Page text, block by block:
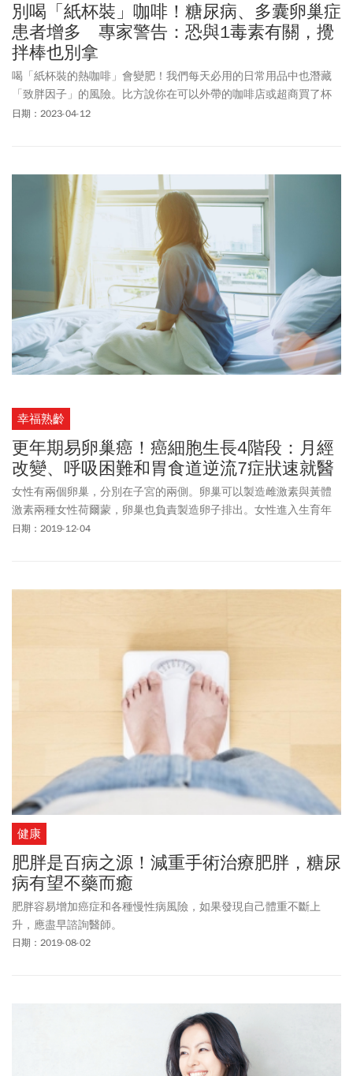
別喝「紙杯裝」咖啡！糖尿病、多囊卵巢症
患者增多 專家警告：恐與1毒素有關，攪
拌棒也別拿
喝「紙杯裝的熱咖啡」會變肥！我們每天必用的日常用品中也潛藏
「致胖因子」的風險。比方說你在可以外帶的咖啡店或超商買了杯
熱咖啡。這個無意識的舉動，會讓你暴露在把致胖因子攝取至體內
日期：2023-04-12
幸福熟齡
更年期易卵巢癌！癌細胞生長4階段：月經
改變、呼吸困難和胃食道逆流7症狀速就醫
女性有兩個卵巢，分別在子宮的兩側。卵巢可以製造雌激素與黃體
激素兩種女性荷爾蒙，卵巢也負責製造卵子排出。女性進入生育年
齡後，到停經之前約有400個濾泡會逐漸成熟，每四個星期有一顆濾
日期：2019-12-04
健康
肥胖是百病之源！減重手術治療肥胖，糖尿
病有望不藥而癒
肥胖容易增加癌症和各種慢性病風險，如果發現自己體重不斷上
升，應盡早諮詢醫師。
日期：2019-08-02